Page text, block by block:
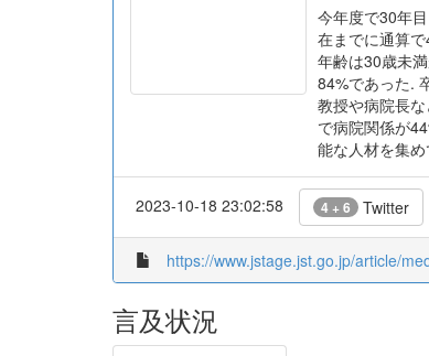
今年度で30年
在までに通算
年齢は30歳未
84%であった.
教授や病院長
で病院関係が
能な人材を集
2023-10-18 23:02:58 4 + 6 Twitter
https://www.jstage.jst.go.jp/article/
言及状況